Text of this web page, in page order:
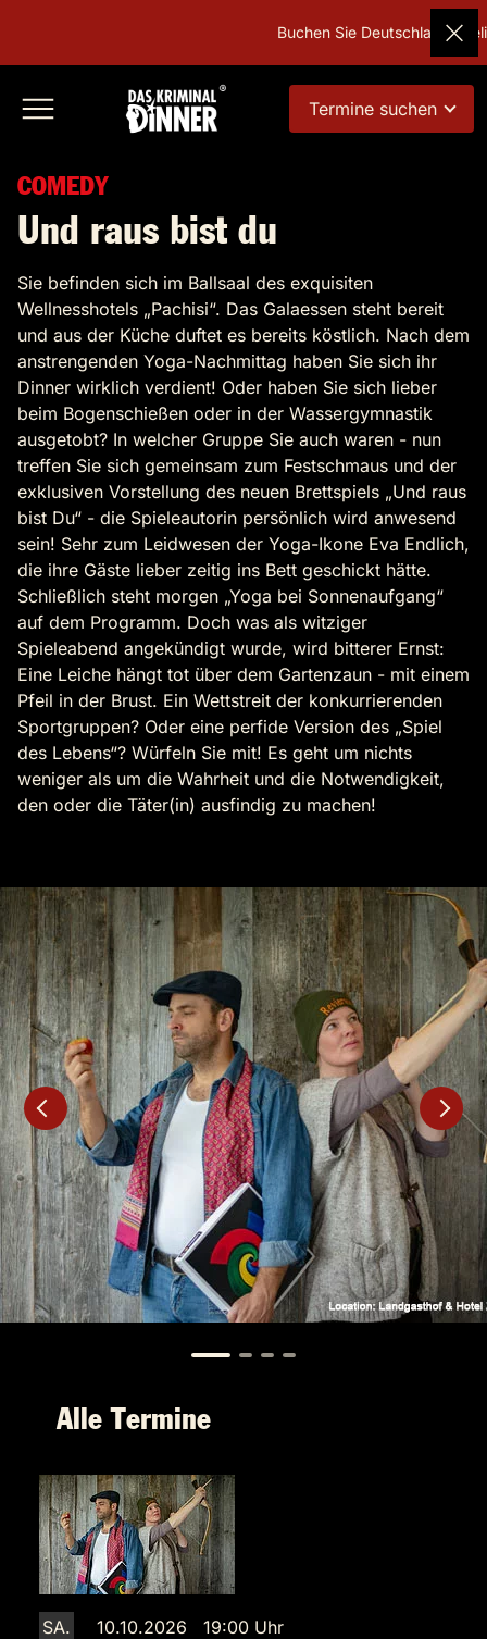
Buchen Sie Deutschlands
Termine suchen
COMEDY
Und raus bist du
Sie befinden sich im Ballsaal des exquisiten
Wellnesshotels „Pachisi“. Das Galaessen steht bereit
und aus der Küche duftet es bereits köstlich. Nach dem
anstrengenden Yoga-Nachmittag haben Sie sich ihr
Dinner wirklich verdient! Oder haben Sie sich lieber
beim Bogenschießen oder in der Wassergymnastik
ausgetobt? In welcher Gruppe Sie auch waren - nun
treffen Sie sich gemeinsam zum Festschmaus und der
exklusiven Vorstellung des neuen Brettspiels „Und raus
bist Du“ - die Spieleautorin persönlich wird anwesend
sein! Sehr zum Leidwesen der Yoga-Ikone Eva Endlich,
die ihre Gäste lieber zeitig ins Bett geschickt hätte.
Schließlich steht morgen „Yoga bei Sonnenaufgang“
auf dem Programm. Doch was als witziger
Spieleabend angekündigt wurde, wird bitterer Ernst:
Eine Leiche hängt tot über dem Gartenzaun - mit einem
Pfeil in der Brust. Ein Wettstreit der konkurrierenden
Sportgruppen? Oder eine perfide Version des „Spiel
des Lebens“? Würfeln Sie mit! Es geht um nichts
weniger als um die Wahrheit und die Notwendigkeit,
den oder die Täter(in) ausfindig zu machen!
Alle Termine
SA.
10.10.2026 19:00 Uhr